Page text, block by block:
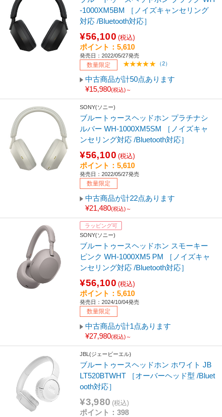
-1000XM5BM ［ノイズキャンセリング
対応 /Bluetooth対応］
¥56,100 (税込)
ポイント：5,610
発売日：2022/05/27発売
数量限定 （2）
中古商品が計50点あります
¥15,980(税込)～
SONY(ソニー)
ブルートゥースヘッドホン プラチナシ
ルバー WH-1000XM5SM ［ノイズキャ
ンセリング対応 /Bluetooth対応］
¥56,100 (税込)
ポイント：5,610
発売日：2022/05/27発売
数量限定
中古商品が計22点あります
¥21,480(税込)～
ラッピング可
SONY(ソニー)
ブルートゥースヘッドホン スモーキー
ピンク WH-1000XM5 PM ［ノイズキャ
ンセリング対応 /Bluetooth対応］
¥56,100 (税込)
ポイント：5,610
発売日：2024/10/04発売
数量限定
中古商品が計1点あります
¥27,980(税込)～
JBL(ジェービーエル)
ブルートゥースヘッドホン ホワイト JB
LT520BTWHT ［オーバーヘッド型 /Bluet
ooth対応］
¥3,980 (税込)
ポイント：398